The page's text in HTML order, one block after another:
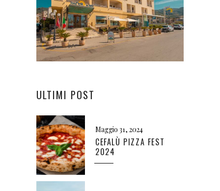
ULTIMI POST
Maggio 31, 2024
CEFALÙ PIZZA FEST
2024